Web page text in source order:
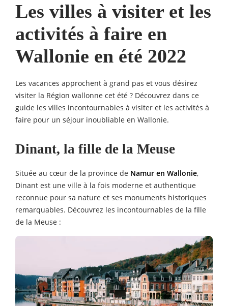
Les villes à visiter et les
activités à faire en
Wallonie en été 2022
Les vacances approchent à grand pas et vous désirez
visiter la Région wallonne cet été ? Découvrez dans ce
guide les villes incontournables à visiter et les activités à
faire pour un séjour inoubliable en Wallonie.
Dinant, la fille de la Meuse
Située au cœur de la province de Namur en Wallonie,
Dinant est une ville à la fois moderne et authentique
reconnue pour sa nature et ses monuments historiques
remarquables. Découvrez les incontournables de la fille
de la Meuse :